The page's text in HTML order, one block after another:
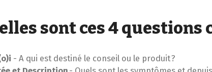
sont ces 4 questions
i - A qui est destiné le conseil ou le produit ?